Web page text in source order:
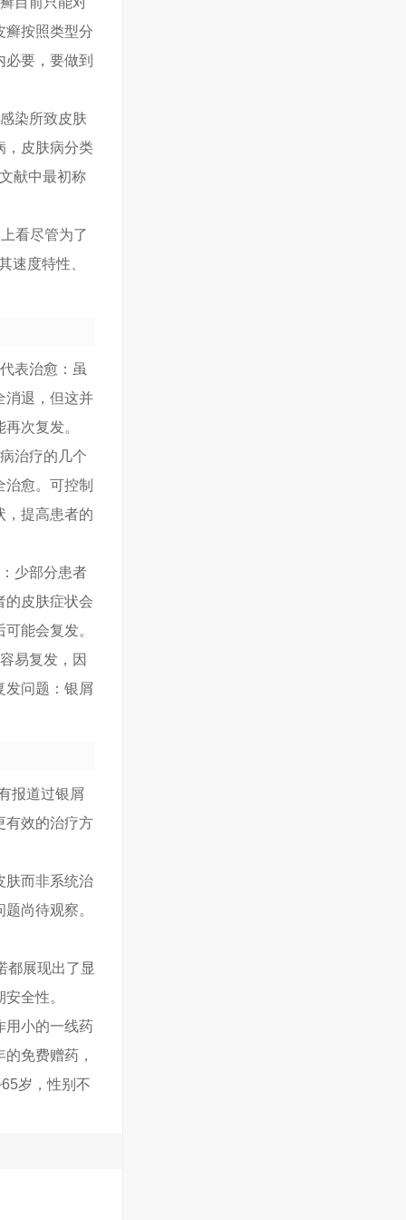
癣按照类型分
要，要做到
染所致皮肤
，皮肤病分类
献中最初称
看尽管为了
速度特性、
表治愈：虽
消退，但这并
次复发。
治疗的几个
愈。可控制
，提高患者的
少部分患者
的皮肤症状会
能会复发。
易复发，因
发问题：银屑
报道过银屑
有效的治疗方
肤而非系统治
尚待观察。
都展现出了显
全性。
用小的一线药
免费赠药，
岁，性别不